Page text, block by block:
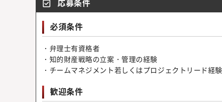
応募条件
必須条件
・弁理士有資格者
・知的財産戦略の立案・管理の経験
・チームマネジメント若しくはプロジェクトリード経験
歓迎条件